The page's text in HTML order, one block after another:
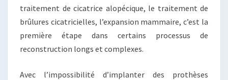
traitement de cicatrice alopécique, le traitement de
brûlures cicatricielles, l’expansion mammaire, c’est la
première étape dans certains processus de
reconstruction longs et complexes.
Avec l’impossibilité d’implanter des prothèses